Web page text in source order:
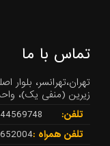
تماس با ما
تهران،تهرانسر، بلوار
زیرین (منفی یک)،
تلفن:
تلفن همراه :